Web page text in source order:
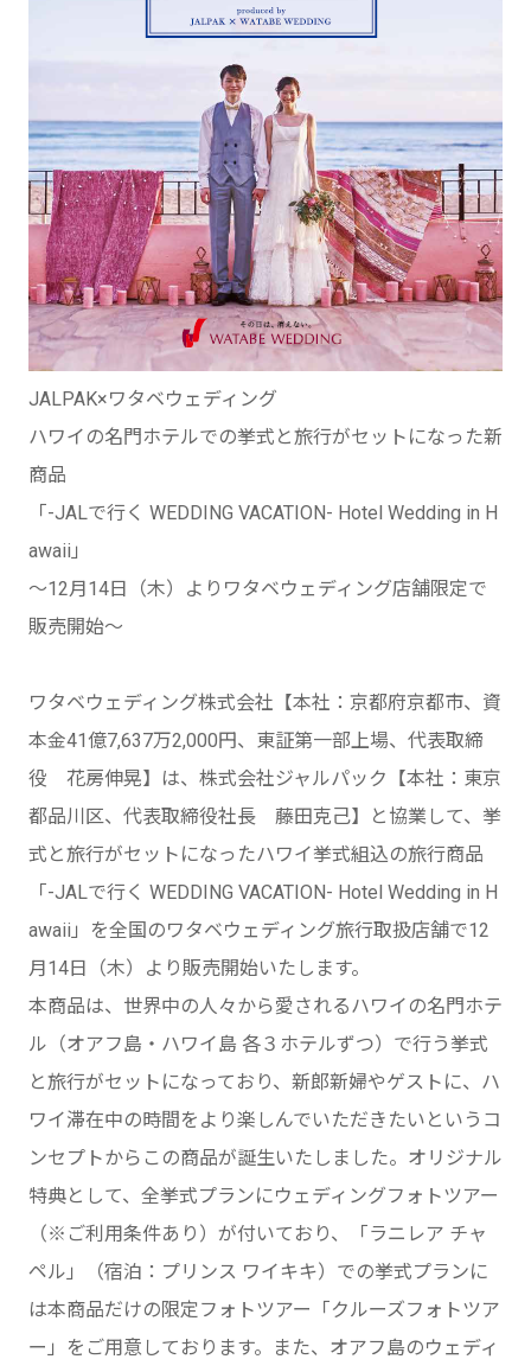
JALPAK×ワタベウェディング
ハワイの名門ホテルでの挙式と旅行がセットになった新
商品
「-JALで行く WEDDING VACATION- Hotel Wedding in H
awaii」
～12月14日（木）よりワタベウェディング店舗限定で
販売開始～
ワタベウェディング株式会社【本社：京都府京都市、資
本金41億7,637万2,000円、東証第一部上場、代表取締
役 花房伸晃】は、株式会社ジャルパック【本社：東京
都品川区、代表取締役社長 藤田克己】と協業して、挙
式と旅行がセットになったハワイ挙式組込の旅行商品
「-JALで行く WEDDING VACATION- Hotel Wedding in H
awaii」を全国のワタベウェディング旅行取扱店舗で12
月14日（木）より販売開始いたします。
本商品は、世界中の人々から愛されるハワイの名門ホテ
ル（オアフ島・ハワイ島 各３ホテルずつ）で行う挙式
と旅行がセットになっており、新郎新婦やゲストに、ハ
ワイ滞在中の時間をより楽しんでいただきたいというコ
ンセプトからこの商品が誕生いたしました。オリジナル
特典として、全挙式プランにウェディングフォトツアー
（※ご利用条件あり）が付いており、「ラニレア チャ
ペル」（宿泊：プリンス ワイキキ）での挙式プランに
は本商品だけの限定フォトツアー「クルーズフォトツア
ー」をご用意しております。また、オアフ島のウェディ